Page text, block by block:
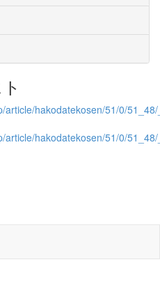
article/hakodatekosen/51/0/
article/hakodatekosen/51/0/